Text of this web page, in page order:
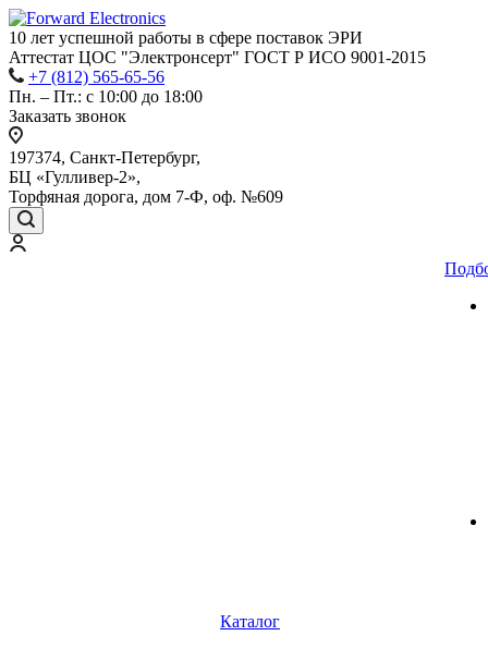
10 лет успешной работы в сфере поставок ЭРИ
Аттестат ЦОС "Электронсерт" ГОСТ Р ИСО 9001-2015
+7 (812) 565-65-56
Пн. – Пт.: с 10:00 до 18:00
Заказать звонок
197374, Санкт-Петербург,
БЦ «Гулливер-2»,
Торфяная дорога, дом 7-Ф, оф. №609
Каталог